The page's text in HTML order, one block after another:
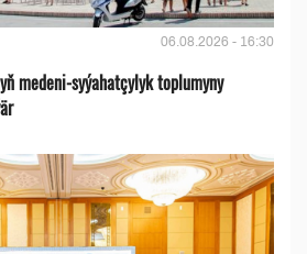
06.08.2026 - 16:30
medeni-syýahatçylyk toplumyny